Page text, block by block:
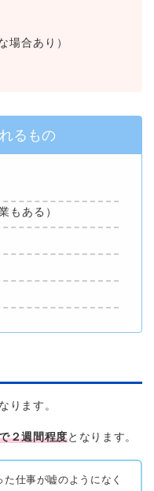
場合あり）
るもの
もある）
ります。
２週間程度となります。
仕事が嘘のようになく